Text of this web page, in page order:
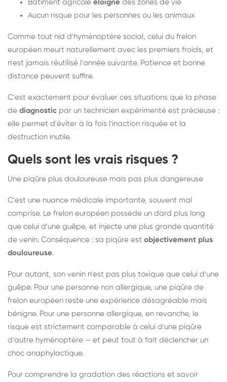
Bâtiment agricole éloigné des zones de vie
Aucun risque pour les personnes ou les animaux
Comme tout nid d'hyménoptère social, celui du frelon
européen meurt naturellement avec les premiers froids, et
n'est jamais réutilisé l'année suivante. Patience et bonne
distance peuvent suffire.
C'est exactement pour évaluer ces situations que la phase
de diagnostic par un technicien expérimenté est précieuse :
elle permet d'éviter à la fois l'inaction risquée et la
destruction inutile.
Quels sont les vrais risques ?
Une piqûre plus douloureuse mais pas plus dangereuse
C'est une nuance médicale importante, souvent mal
comprise. Le frelon européen possède un dard plus long
que celui d'une guêpe, et injecte une plus grande quantité
de venin. Conséquence : sa piqûre est objectivement plus
douloureuse.
Pour autant, son venin n'est pas plus toxique que celui d'une
guêpe. Pour une personne non allergique, une piqûre de
frelon européen reste une expérience désagréable mais
bénigne. Pour une personne allergique, en revanche, le
risque est strictement comparable à celui d'une piqûre
d'autre hyménoptère — et peut tout à fait déclencher un
choc anaphylactique.
Pour comprendre la gradation des réactions et savoir